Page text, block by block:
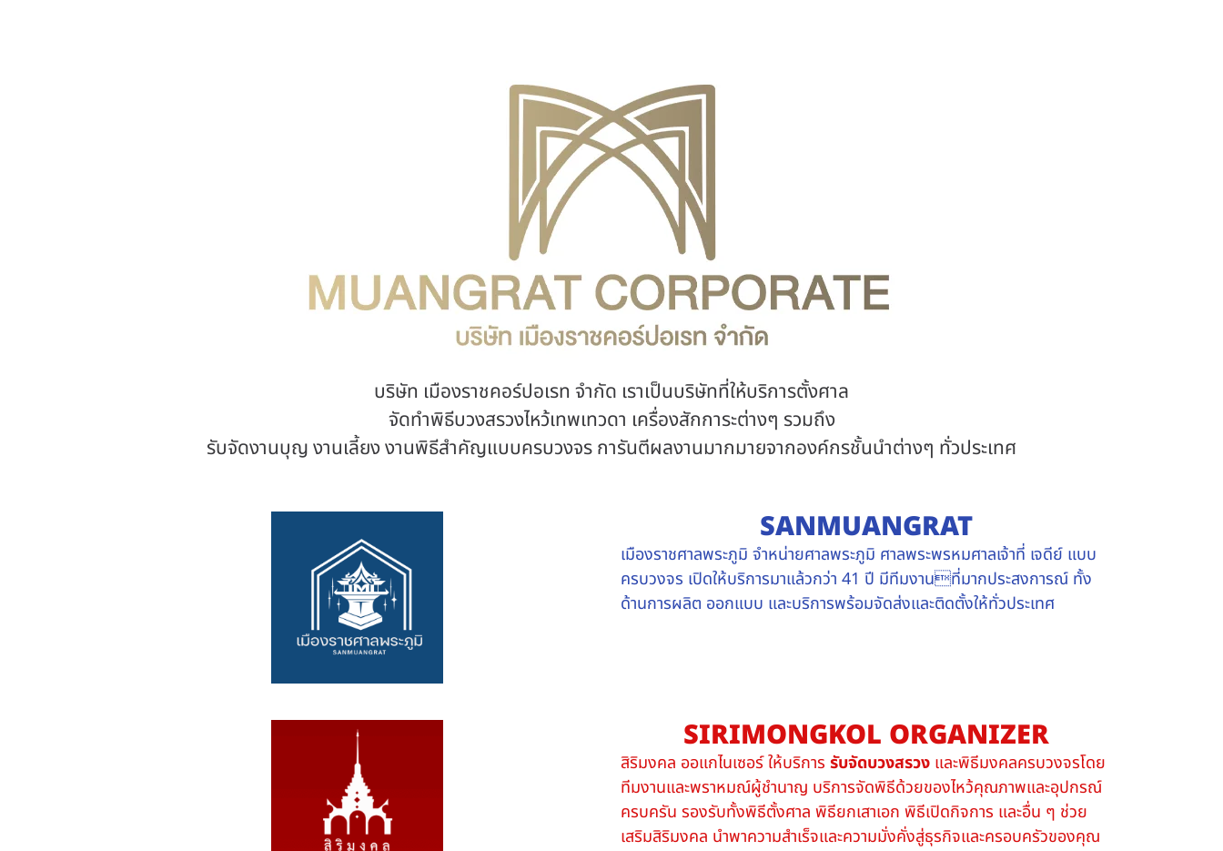
บริษัท เมืองราชคอร์ปอเรท จำกัด เราเป็นบริษัทที่ให้บริการตั้งศาล
จัดทำพิธีบวงสรวงไหว้เทพเทวดา เครื่องสักการะต่างๆ รวมถึง
รับจัดงานบุญ งานเลี้ยง งานพิธีสำคัญแบบครบวงจร การันตีผลงานมากมายจากองค์กรชั้นนำต่างๆ ทั่วประเทศ
SANMUANGRAT
เมืองราชศาลพระภูมิ จำหน่ายศาลพระภูมิ ศาลพระพรหมศาลเจ้าที่ เจดีย์ แบบ
ครบวงจร เปิดให้บริการมาแล้วกว่า 41 ปี มีทีมงานที่มากประสงการณ์ ทั้ง
ด้านการผลิต ออกแบบ และบริการพร้อมจัดส่งและติดตั้งให้ทั่วประเทศ
SIRIMONGKOL ORGANIZER
สิริมงคล ออแกไนเซอร์ ให้บริการ รับจัดบวงสรวง และพิธีมงคลครบวงจรโดย
ทีมงานและพราหมณ์ผู้ชำนาญ บริการจัดพิธีด้วยของไหว้คุณภาพและอุปกรณ์
ครบครัน รองรับทั้งพิธีตั้งศาล พิธียกเสาเอก พิธีเปิดกิจการ และอื่น ๆ ช่วย
เสริมสิริมงคล นำพาความสำเร็จและความมั่งคั่งสู่ธุรกิจและครอบครัวของคุณ